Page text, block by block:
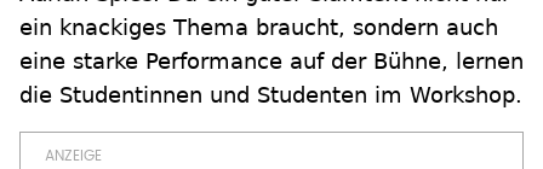
ein knackiges Thema braucht, sondern auch
eine starke Performance auf der Bühne, lernen
die Studentinnen und Studenten im Workshop.